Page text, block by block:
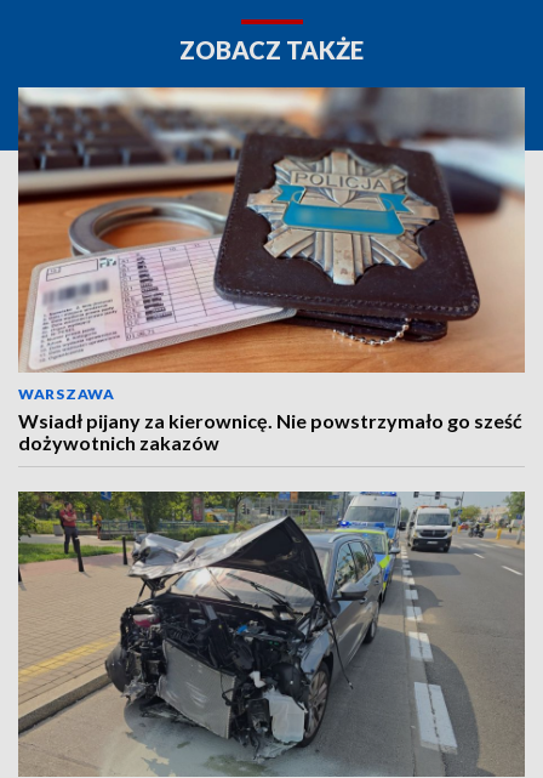
ZOBACZ TAKŻE
WARSZAWA
Wsiadł pijany za kierownicę. Nie powstrzymało go sześć
dożywotnich zakazów